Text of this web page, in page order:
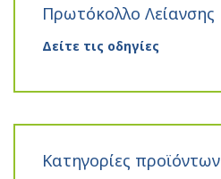
Πρωτόκολλο Λείανσης
Δείτε τις οδηγίες
Κατηγορίες προϊόντων